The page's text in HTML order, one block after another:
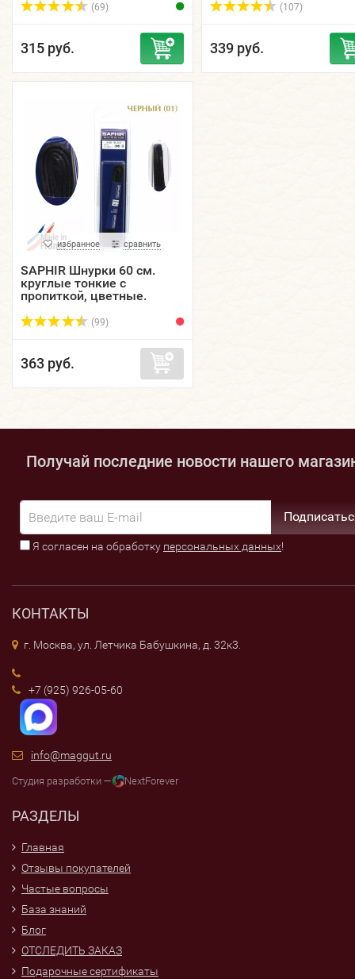
(69)
315 руб.
(107)
339 руб.
избранное сравнить
SAPHIR Шнурки 60 см.
круглые тонкие с
пропиткой, цветные.
(99)
363 руб.
Получай последние новости нашего
Я согласен на обработку персональных данных!
КОНТАКТЫ
г. Москва, ул. Летчика Бабушкина, д. 32к3.
+7 (925) 926-05-60
info@maggut.ru
Студия разработки — NextForever
РАЗДЕЛЫ
Главная
Отзывы покупателей
Частые вопросы
База знаний
Блог
ОТСЛЕДИТЬ ЗАКАЗ
Подарочные сертификаты